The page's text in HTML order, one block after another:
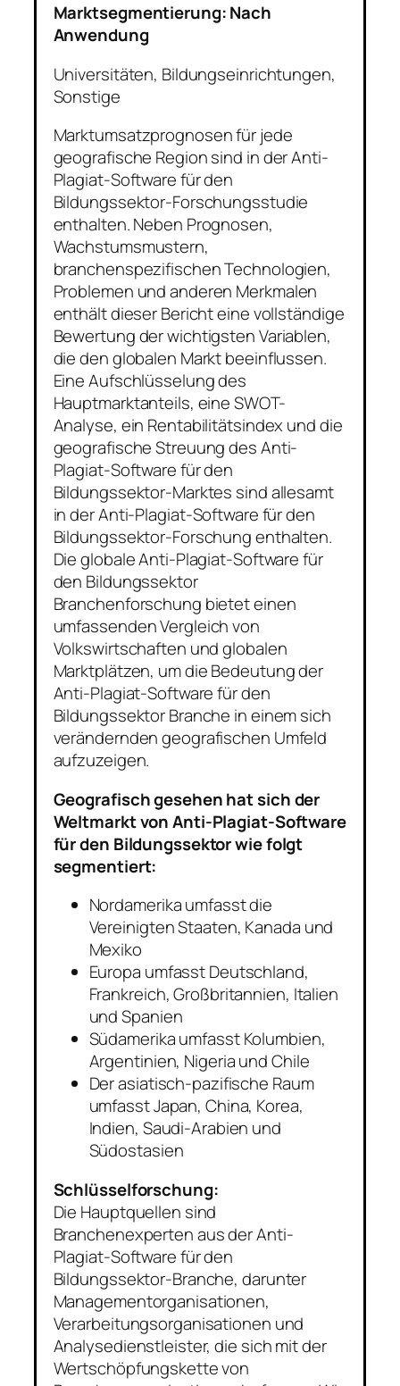
Marktsegmentierung: Nach
Anwendung
Universitäten, Bildungseinrichtungen,
Sonstige
Marktumsatzprognosen für jede
geografische Region sind in der Anti-
Plagiat-Software für den
Bildungssektor-Forschungsstudie
enthalten. Neben Prognosen,
Wachstumsmustern,
branchenspezifischen Technologien,
Problemen und anderen Merkmalen
enthält dieser Bericht eine vollständige
Bewertung der wichtigsten Variablen,
die den globalen Markt beeinflussen.
Eine Aufschlüsselung des
Hauptmarktanteils, eine SWOT-
Analyse, ein Rentabilitätsindex und die
geografische Streuung des Anti-
Plagiat-Software für den
Bildungssektor-Marktes sind allesamt
in der Anti-Plagiat-Software für den
Bildungssektor-Forschung enthalten.
Die globale Anti-Plagiat-Software für
den Bildungssektor
Branchenforschung bietet einen
umfassenden Vergleich von
Volkswirtschaften und globalen
Marktplätzen, um die Bedeutung der
Anti-Plagiat-Software für den
Bildungssektor Branche in einem sich
verändernden geografischen Umfeld
aufzuzeigen.
Geografisch gesehen hat sich der
Weltmarkt von Anti-Plagiat-Software
für den Bildungssektor wie folgt
segmentiert:
Nordamerika umfasst die
Vereinigten Staaten, Kanada und
Mexiko
Europa umfasst Deutschland,
Frankreich, Großbritannien, Italien
und Spanien
Südamerika umfasst Kolumbien,
Argentinien, Nigeria und Chile
Der asiatisch-pazifische Raum
umfasst Japan, China, Korea,
Indien, Saudi-Arabien und
Südostasien
Schlüsselforschung:
Die Hauptquellen sind
Branchenexperten aus der Anti-
Plagiat-Software für den
Bildungssektor-Branche, darunter
Managementorganisationen,
Verarbeitungsorganisationen und
Analysedienstleister, die sich mit der
Wertschöpfungskette von